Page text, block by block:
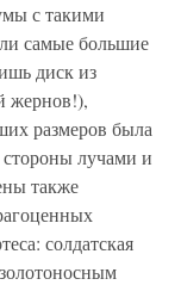
с такими
самые большие
диск из
жернов!),
размеров была
лучами и
также
солдатская